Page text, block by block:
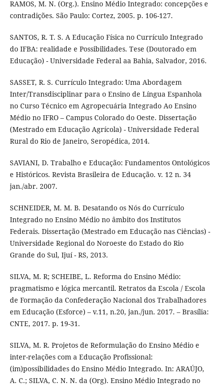
RAMOS, M. N. (Org.). Ensino Médio Integrado: concepções e
contradições. São Paulo: Cortez, 2005. p. 106-127.
SANTOS, R. T. S. A Educação Física no Currículo Integrado
do IFBA: realidade e Possibilidades. Tese (Doutorado em
Educação) - Universidade Federal aa Bahia, Salvador, 2016.
SASSET, R. S. Currículo Integrado: Uma Abordagem
Inter/Transdisciplinar para o Ensino de Língua Espanhola
no Curso Técnico em Agropecuária Integrado Ao Ensino
Médio no IFRO – Campus Colorado do Oeste. Dissertação
(Mestrado em Educação Agrícola) - Universidade Federal
Rural do Rio de Janeiro, Seropédica, 2014.
SAVIANI, D. Trabalho e Educação: Fundamentos Ontológicos
e Históricos. Revista Brasileira de Educação. v. 12 n. 34
jan./abr. 2007.
SCHNEIDER, M. M. B. Desatando os Nós do Currículo
Integrado no Ensino Médio no âmbito dos Institutos
Federais. Dissertação (Mestrado em Educação nas Ciências) -
Universidade Regional do Noroeste do Estado do Rio
Grande do Sul, Ijuí - RS, 2013.
SILVA, M. R; SCHEIBE, L. Reforma do Ensino Médio:
pragmatismo e lógica mercantil. Retratos da Escola / Escola
de Formação da Confederação Nacional dos Trabalhadores
em Educação (Esforce) – v.11, n.20, jan./jun. 2017. – Brasília:
CNTE, 2017. p. 19-31.
SILVA, M. R. Projetos de Reformulação do Ensino Médio e
inter-relações com a Educação Profissional:
(im)possibilidades do Ensino Médio Integrado. In: ARAÚJO,
A. C.; SILVA, C. N. N. da (Org). Ensino Médio Integrado no